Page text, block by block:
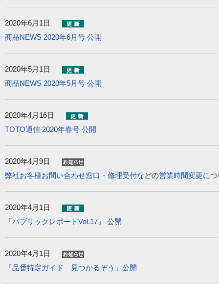
2020年6月1日
商品NEWS 2020年6月号 公開
2020年5月1日
商品NEWS 2020年5月号 公開
2020年4月16日
TOTO通信 2020年春号 公開
2020年4月9日
弊社お客様お問い合わせ窓口・修理受付などの営業時間変更に
2020年4月1日
「パブリックレポートVol.17」 公開
2020年4月1日
「品番特定ガイド 見つかるぞう」公開